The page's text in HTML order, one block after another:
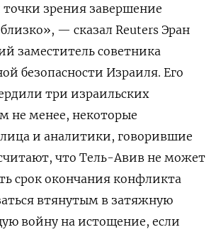
точки зрения завершение
— сказал Reuters Эран
заместитель советника
безопасности Израиля. Его
три израильских
не менее, некоторые
и аналитики, говорившие
что Тель-Авив не может
срок окончания конфликта
втянутым в затяжную
войну на истощение, если